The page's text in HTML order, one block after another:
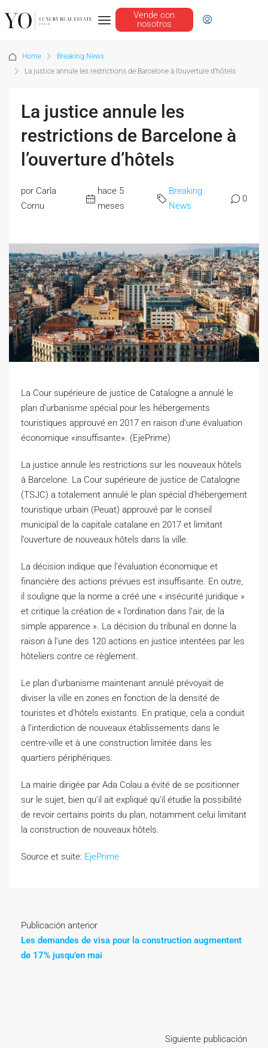
Vende con
nosotros
Home
Breaking News
La justice annule les restrictions de Barcelone à l’ouverture d’hôtels
La justice annule les
restrictions de Barcelone à
l’ouverture d’hôtels
por Carla
Cornu
hace 5
meses
Breaking
News
0
La Cour supérieure de justice de Catalogne a annulé le
plan d’urbanisme spécial pour les hébergements
touristiques approuvé en 2017 en raison d’une évaluation
économique «insuffisante». (EjePrime)
La justice annule les restrictions sur les nouveaux hôtels
à Barcelone. La Cour supérieure de justice de Catalogne
(TSJC) a totalement annulé le plan spécial d’hébergement
touristique urbain (Peuat) approuvé par le conseil
municipal de la capitale catalane en 2017 et limitant
l’ouverture de nouveaux hôtels dans la ville.
La décision indique que l’évaluation économique et
financière des actions prévues est insuffisante. En outre,
il souligne que la norme a créé une « insécurité juridique »
et critique la création de « l’ordination dans l’air, de la
simple apparence ». La décision du tribunal en donne la
raison à l’une des 120 actions en justice intentées par les
hôteliers contre ce règlement.
Le plan d’urbanisme maintenant annulé prévoyait de
diviser la ville en zones en fonction de la densité de
touristes et d’hôtels existants. En pratique, cela a conduit
à l’interdiction de nouveaux établissements dans le
centre-ville et à une construction limitée dans les
quartiers périphériques.
La mairie dirigée par Ada Colau a évité de se positionner
sur le sujet, bien qu’il ait expliqué qu’il étudie la possibilité
de revoir certains points du plan, notamment celui limitant
la construction de nouveaux hôtels.
Source et suite: EjePrime
Publicación anterior
Les demandes de visa pour la construction augmentent
de 17% jusqu’en mai
Siguiente publicación